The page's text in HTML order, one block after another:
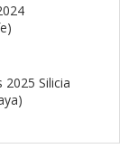
Silicia